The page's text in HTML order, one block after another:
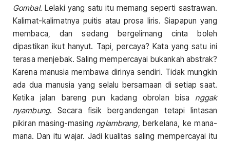
Gombal. Lelaki yang satu itu memang seperti sastrawan.
Kalimat-kalimatnya puitis atau prosa liris. Siapapun yang
membaca, dan sedang bergelimang cinta boleh
dipastikan ikut hanyut. Tapi, percaya? Kata yang satu ini
terasa menjebak. Saling mempercayai bukankah abstrak?
Karena manusia membawa dirinya sendiri. Tidak mungkin
ada dua manusia yang selalu bersamaan di setiap saat.
Ketika jalan bareng pun kadang obrolan bisa nggak
nyambung. Secara fisik bergandengan tetapi lintasan
pikiran masing-masing nglambrang, berkelana, ke mana-
mana. Dan itu wajar. Jadi kualitas saling mempercayai itu